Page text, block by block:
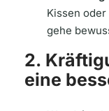
Kissen
gehe
2.
eine